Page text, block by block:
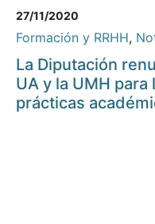
27/11/2020
Formación y RRHH,
La Diputación
UA y la UMH
prácticas